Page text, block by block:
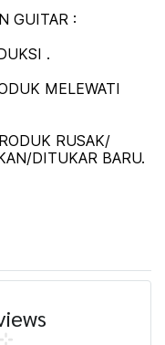
GUITAR :
.
MELEWATI
RUSAK/
DITUKAR BARU.